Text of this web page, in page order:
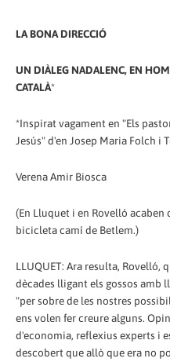
LA BONA DIRECCIÓ
UN DIÀLEG NADALENC, EN
CATALÀ*
*Inspirat vagament en "Els
Jesús" d'en Josep Maria Folch i
Verena Amir Biosca
(En Lluquet i en Rovelló
bicicleta camí de Betlem.)
LLUQUET: Ara resulta, Rovelló,
dècades lligant els gossos amb
"per sobre de les nostres
ens volen fer creure alguns.
d'economia, reflexius experts i
descobert que allò que era no